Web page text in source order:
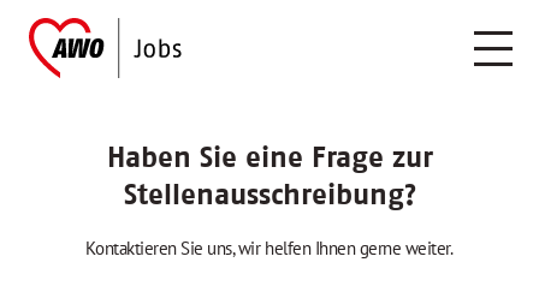
Haben Sie eine Frage zur
Stellenausschreibung?
Kontaktieren Sie uns, wir helfen Ihnen gerne weiter.